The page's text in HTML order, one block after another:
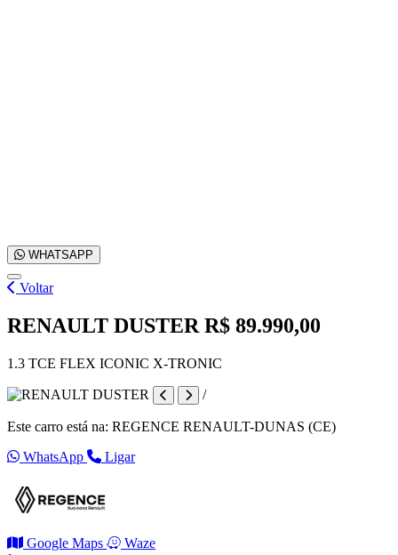
WHATSAPP
Voltar
RENAULT DUSTER R$ 89.990,00
1.3 TCE FLEX ICONIC X-TRONIC
/
Este carro está na: REGENCE RENAULT-DUNAS (CE)
WhatsApp
Ligar
Google Maps Waze